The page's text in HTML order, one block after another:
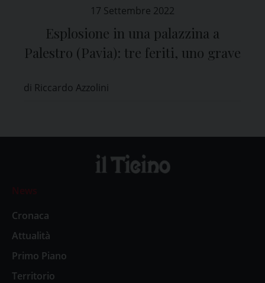
17 Settembre 2022
Esplosione in una palazzina a
Palestro (Pavia): tre feriti, uno grave
di Riccardo Azzolini
News
Cronaca
Attualità
Primo Piano
Territorio